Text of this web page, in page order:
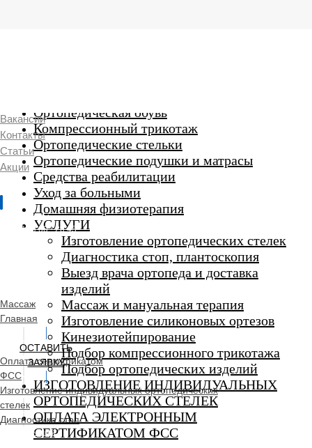
г. Люберцы
Пн-Вс 9:00 - 20:45
салон
Ортопедическая обувь
Компрессионный трикотаж
Ортопедические стельки
Ортопедические подушки и матрасы
Средства реабилитации
Уход за больными
Домашняя физиотерапия
УСЛУГИ
Изготовление ортопедических стелек
Диагностика стоп, плантоскопия
Выезд врача ортопеда и доставка
изделий
Массаж и мануальная терапия
Изготовление силиконовых ортезов
Кинезиотейпирование
Подбор компрессионного трикотажа
Подбор ортопедических изделий
ИЗГОТОВЛЕНИЕ ИНДИВИДУАЛЬНЫХ
ОРТОПЕДИЧЕСКИХ СТЕЛЕК
ОПЛАТА ЭЛЕКТРОННЫМ
СЕРТИФИКАТОМ ФСС
Вакансии
Контакты
Статьи
Акции
Массаж
Главная
ОСТАВИТЬ
ЗАЯВКУ
Оплата сертификатом
ФСС
Изготовление индивидуальных ортопедических
стелек
Диагностика стоп
Ортопедический